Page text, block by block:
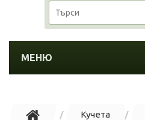
МЕНЮ
Кучета